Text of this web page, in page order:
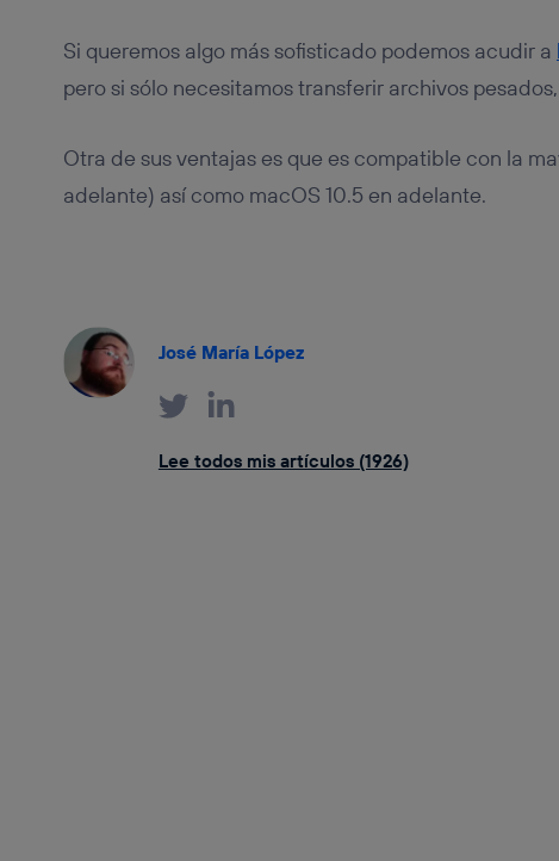
Si queremos algo más sofisticado podemos acudir a
pero si sólo necesitamos transferir archivos
Otra de sus ventajas es que es compatible con la
adelante) así como macOS 10.5 en adelante.
José María López
Lee todos mis artículos (1926)